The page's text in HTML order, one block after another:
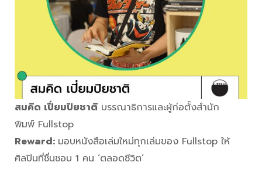
สมคิด เปี่ยมปิยชาติ บรรณาธิการและผู้ก่อตั้งสำนัก
พิมพ์ Fullstop
Reward: มอบหนังสือเล่มใหม่ทุกเล่มของ Fullstop ให้
ศิลปินที่ชื่นชอบ 1 คน ‘ตลอดชีวิต’